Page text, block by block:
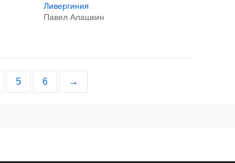
Ливергиния
Павел Алашкин
5 6 →